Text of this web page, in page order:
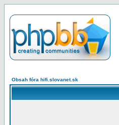
Obsah fóra hifi.slovanet.sk